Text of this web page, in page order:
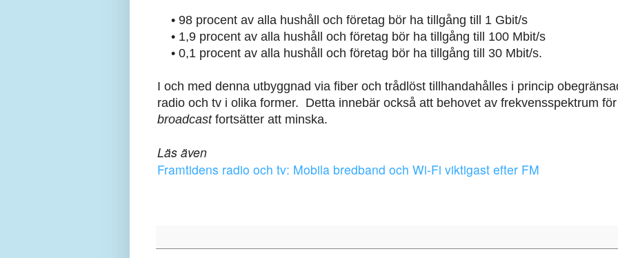
• 98 procent av alla hushåll och företag bör ha tillgång till 1 Gbit/s
• 1,9 procent av alla hushåll och företag bör ha tillgång till 100 Mbit/s
• 0,1 procent av alla hushåll och företag bör ha tillgång till 30 Mbit/s.
I och med denna utbyggnad via fiber och trådlöst tillhandahålles i princip
radio och tv i olika former. Detta innebär också att behovet av frekvensspektrum
broadcastfortsätter att minska.
Läs även
Framtidens radio och tv: Mobila bredband och Wi-Fi viktigast efter FM